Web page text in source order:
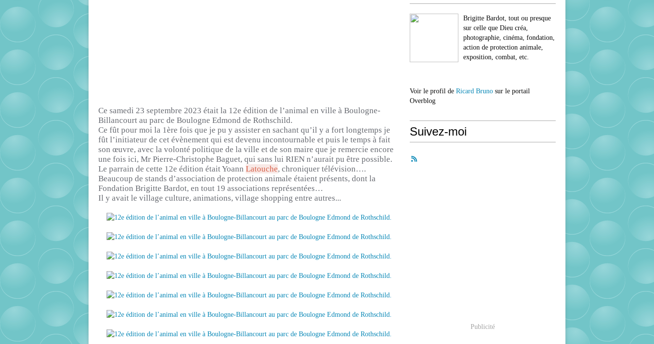
Ce samedi 23 septembre 2023 était la 12e édition de l’animal en ville à Boulogne-
Billancourt au parc de Boulogne Edmond de Rothschild.
Ce fût pour moi la 1ère fois que je pu y assister en sachant qu’il y a fort longtemps je
fût l’initiateur de cet évènement qui est devenu incontournable et puis le temps à fait
son œuvre, avec la volonté politique de la ville et de son maire que je remercie encore
une fois ici, Mr Pierre-Christophe Baguet, qui sans lui RIEN n’aurait pu être possible.
Le parrain de cette 12e édition était Yoann Latouche, chroniquer télévision….
Beaucoup de stands d’association de protection animale étaient présents, dont la
Fondation Brigitte Bardot, en tout 19 associations représentées…
Il y avait le village culture, animations, village shopping entre autres...
Brigitte Bardot, tout ou presque
sur celle que Dieu créa,
photographie, cinéma, fondation,
action de protection animale,
exposition, combat, etc.
Voir le profil de Ricard Bruno sur le portail
Overblog
Suivez-moi
Publicité